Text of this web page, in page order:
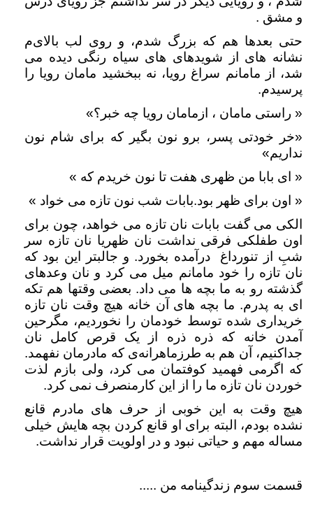
و مشق .
حتی بعدها هم که بزرگ شدم، و روی لب بالای‌م
نشانه های از شویدهای های سیاه رنگی دیده می
شد، از مامانم سراغ رویا، نه ببخشید مامان رویا را
پرسیدم.
« راستی مامان ، ازمامان رویا چه خبر؟»
«خر خودتی پسر، برو نون بگیر که برای شام نون
نداریم»
« ای بابا من ظهری هفت تا نون خریدم که »
« اون برای ظهر بود.بابات شب نون تازه می خواد »
الکی می گفت بابات نان تازه می خواهد، چون برای
اون طفلکی فرقی نداشت نان ظهریا نان تازه سر
شبِ از تنورداغ درآمده بخورد. و جالبتر این بود که
نان تازه را خود مامانم میل می کرد و نان وعدهای
گذشته رو به ما بچه ها می داد. بعضی وقتها هم تکه
ای به پدرم. ما بچه های آن خانه هیچ وقت نان تازه
خریداری شده توسط خودمان را نخوردیم، مگرحین
آمدن خانه که ذره ذره از یک قرص کامل نان
جداکنیم، آن هم به طرزماهرانه‌ی که مادرمان نفهمد.
که اگرمی فهمید کوفتمان می کرد، ولی بازم لذت
خوردن نان تازه ما را از این کارمنصرف نمی کرد.
هیچ وقت به این خوبی از حرف های مادرم قانع
نشده بودم، البته برای او قانع کردن بچه هایش خیلی
مساله مهم و حیاتی نبود و در اولویت قرار نداشت.
قسمت سوم زندگینامه من .....